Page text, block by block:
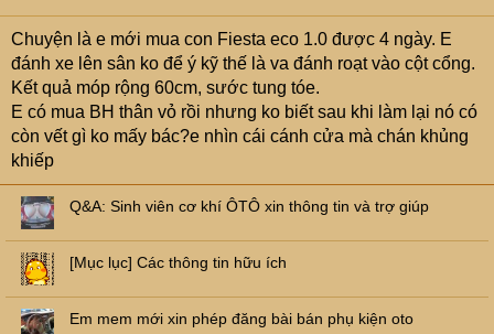
r
t
e
r
Chuyện là e mới mua con Fiesta eco 1.0 được 4 ngày. E
đánh xe lên sân ko để ý kỹ thế là va đánh roạt vào cột cổng.
Kết quả móp rộng 60cm, sước tung tóe.
E có mua BH thân vỏ rồi nhưng ko biết sau khi làm lại nó có
còn vết gì ko mấy bác?e nhìn cái cánh cửa mà chán khủng
khiếp
Q&A: Sinh viên cơ khí ÔTÔ xin thông tin và trợ giúp
[Mục lục] Các thông tin hữu ích
Em mem mới xin phép đăng bài bán phụ kiện oto